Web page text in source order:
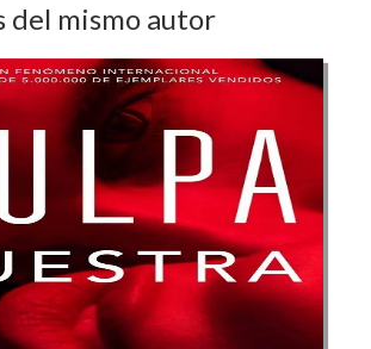
del mismo autor